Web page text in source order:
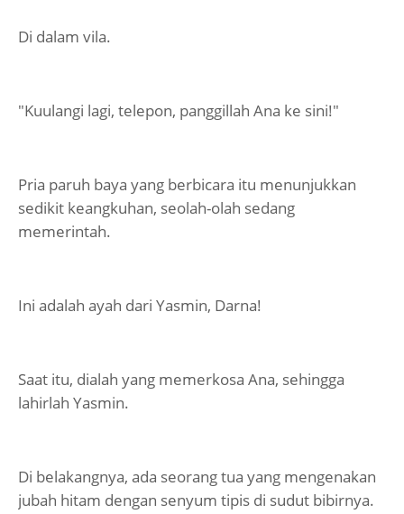
Di dalam vila.
"Kuulangi lagi, telepon, panggillah Ana ke sini!"
Pria paruh baya yang berbicara itu menunjukkan
sedikit keangkuhan, seolah-olah sedang
memerintah.
Ini adalah ayah dari Yasmin, Darna!
Saat itu, dialah yang memerkosa Ana, sehingga
lahirlah Yasmin.
Di belakangnya, ada seorang tua yang mengenakan
jubah hitam dengan senyum tipis di sudut bibirnya.